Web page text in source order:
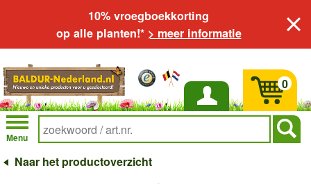
10% vroegboekkorting
op alle planten!* > meer informatie
Inloggen
Menu
0
Naar het productoverzicht